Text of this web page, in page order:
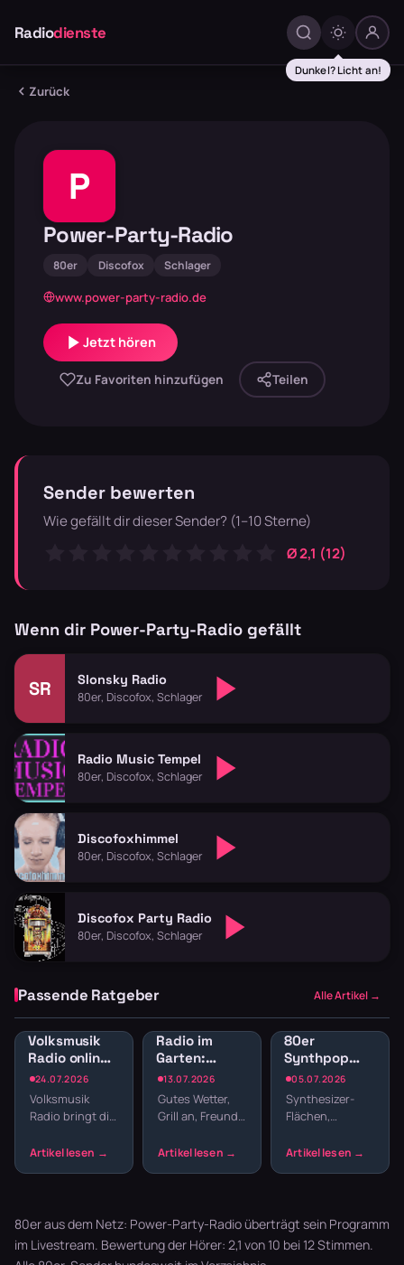
Radiodienste
Dunkel? Licht an!
Zurück
P
Power-Party-Radio
80er Discofox Schlager
www.power-party-radio.de
Jetzt hören
Zu Favoriten hinzufügen Teilen
Sender bewerten
Wie gefällt dir dieser Sender? (1–10 Sterne)
Ø 2,1 (12)
Wenn dir Power-Party-Radio gefällt
SR Slonsky Radio
80er, Discofox, Schlager
Radio Music Tempel
80er, Discofox, Schlager
Discofoxhimmel
80er, Discofox, Schlager
Discofox Party Radio
80er, Discofox, Schlager
Passende Ratgeber Alle Artikel →
24.07.2026
Volksmusik
Radio online:
Traditionelle
Klänge und
Blasmusik
Volksmusik
Radio bringt dir
ins
Blaskapellen.
Keine v…
13.07.2026
Radio im
Garten:
Sender für
Gartenparty
und
Grillabend
Gutes Wetter,
Grill an, Freunde
noch die
Garten läu…
05.07.2026
80er
Synthpop
Radio: New
Wave und
elektronische
Synthesizer-
Flächen,
Melodien und
Synthpop war
der Sound…
80er aus dem Netz: Power-Party-Radio überträgt sein Programm
im Livestream. Bewertung der Hörer: 2,1 von 10 bei 12 Stimmen.